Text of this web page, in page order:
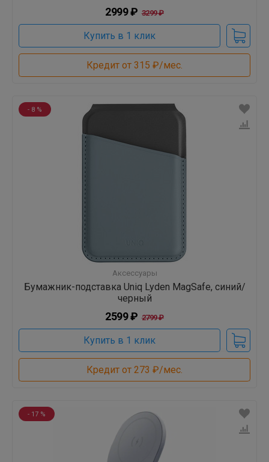
2999 ₽ 3299 ₽
Купить в 1 клик
Кредит от 315 ₽/мес.
- 8 %
Аксессуары
Бумажник-подставка Uniq Lyden MagSafe, синий/
черный
2599 ₽ 2799 ₽
Купить в 1 клик
Кредит от 273 ₽/мес.
- 17 %